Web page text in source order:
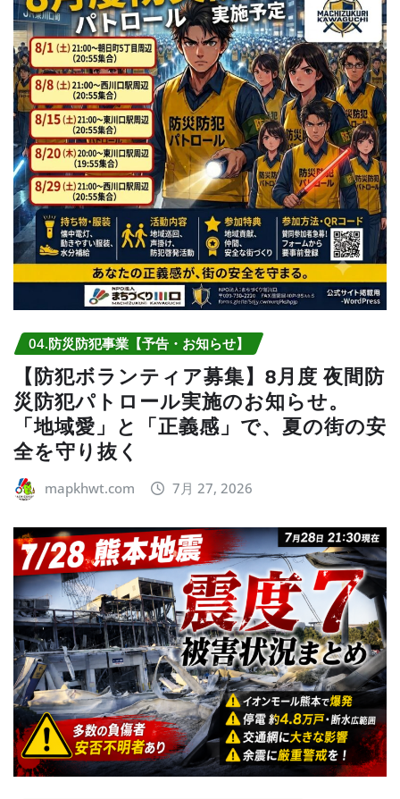
04.防災防犯事業【予告・お知らせ】
【防犯ボランティア募集】8月度 夜間防
災防犯パトロール実施のお知らせ。
「地域愛」と「正義感」で、夏の街の安
全を守り抜く
mapkhwt.com 7月 27, 2026